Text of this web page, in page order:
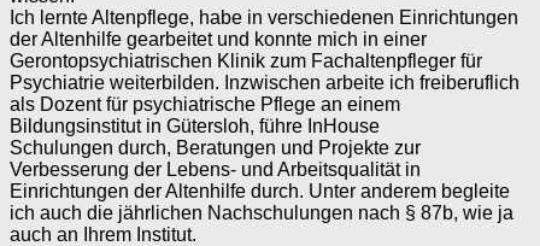
Ich lernte Altenpflege, habe in verschiedenen Einrichtungen
der Altenhilfe gearbeitet und konnte mich in einer
Gerontopsychiatrischen Klinik zum Fachaltenpfleger für
Psychiatrie weiterbilden. Inzwischen arbeite ich freiberuflich
als Dozent für psychiatrische Pflege an einem
Bildungsinstitut in Gütersloh, führe InHouse
Schulungen durch, Beratungen und Projekte zur
Verbesserung der Lebens- und Arbeitsqualität in
Einrichtungen der Altenhilfe durch. Unter anderem begleite
ich auch die jährlichen Nachschulungen nach § 87b, wie ja
auch an Ihrem Institut.